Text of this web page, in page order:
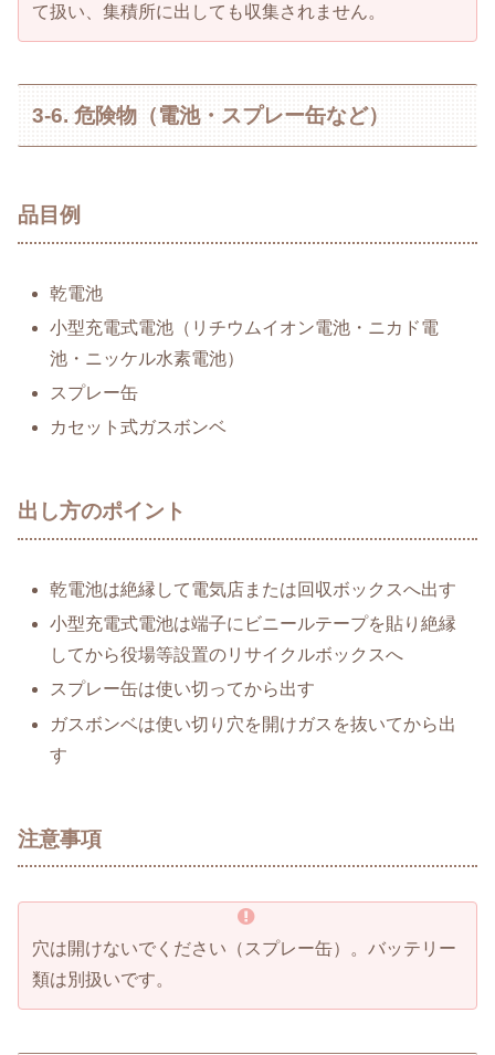
て扱い、集積所に出しても収集されません。
3-6. 危険物（電池・スプレー缶など）
品目例
乾電池
小型充電式電池（リチウムイオン電池・ニカド電
池・ニッケル水素電池）
スプレー缶
カセット式ガスボンベ
出し方のポイント
乾電池は絶縁して電気店または回収ボックスへ出す
小型充電式電池は端子にビニールテープを貼り絶縁
してから役場等設置のリサイクルボックスへ
スプレー缶は使い切ってから出す
ガスボンベは使い切り穴を開けガスを抜いてから出
す
注意事項
穴は開けないでください（スプレー缶）。バッテリー
類は別扱いです。